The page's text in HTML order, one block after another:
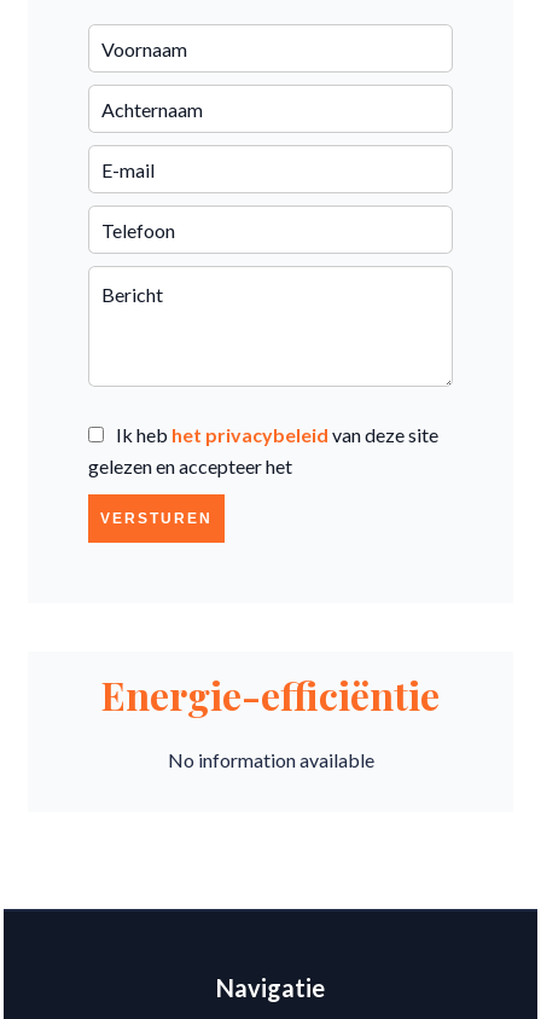
Ik heb het privacybeleid van deze site
gelezen en accepteer het
VERSTUREN
Energie-efficiëntie
No information available
Navigatie